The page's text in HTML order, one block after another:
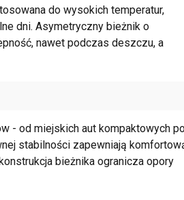
do wysokich temperatur,
dni. Asymetryczny bieżnik o
nawet podczas deszczu, a
- od miejskich aut kompaktowych
stabilności zapewniają
bieżnika ogranicza opory